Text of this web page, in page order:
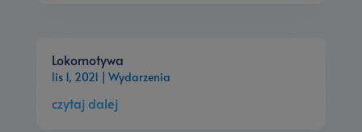
Lokomotywa
lis 1, 2021 | Wydarzenia
czytaj dalej